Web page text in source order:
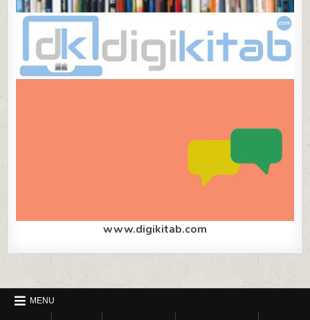
www.digikitab.com
MENU